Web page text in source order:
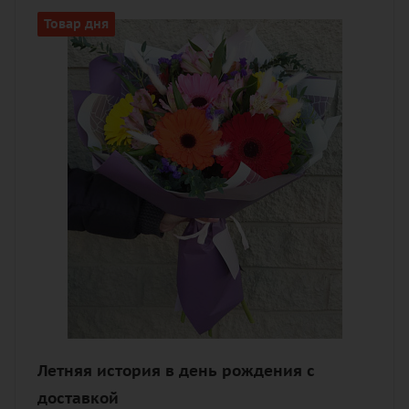
Товар дня
Цвет
разноцветный
альстромерия, гербера макси,
лагурус, статица, лента, дизайнерская
упаковка
Летняя история в день рождения с
доставкой